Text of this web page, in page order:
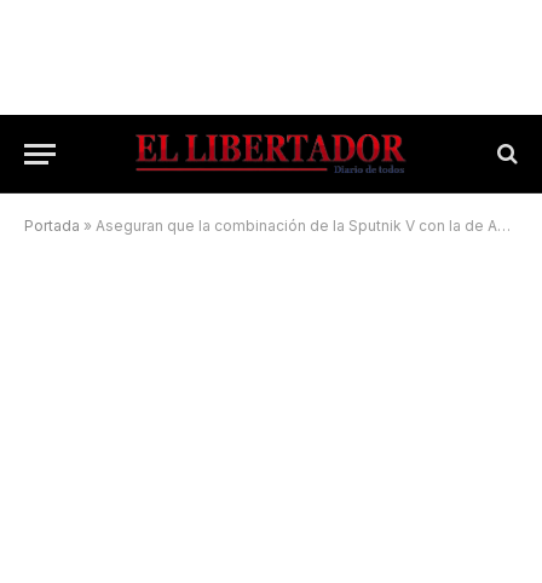
Portada » Aseguran que la combinación de la Sputnik V con la de AstraZeneca da un alto perfil de inmunidad contra el Covid-19